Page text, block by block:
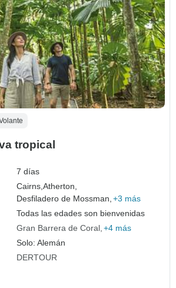
tropical
7 días
Cairns,Atherton,
Desfiladero de Mossman, +3 más
Todas las edades son bienvenidas
Gran Barrera de Coral +4 más
Solo: Alemán
DERTOUR